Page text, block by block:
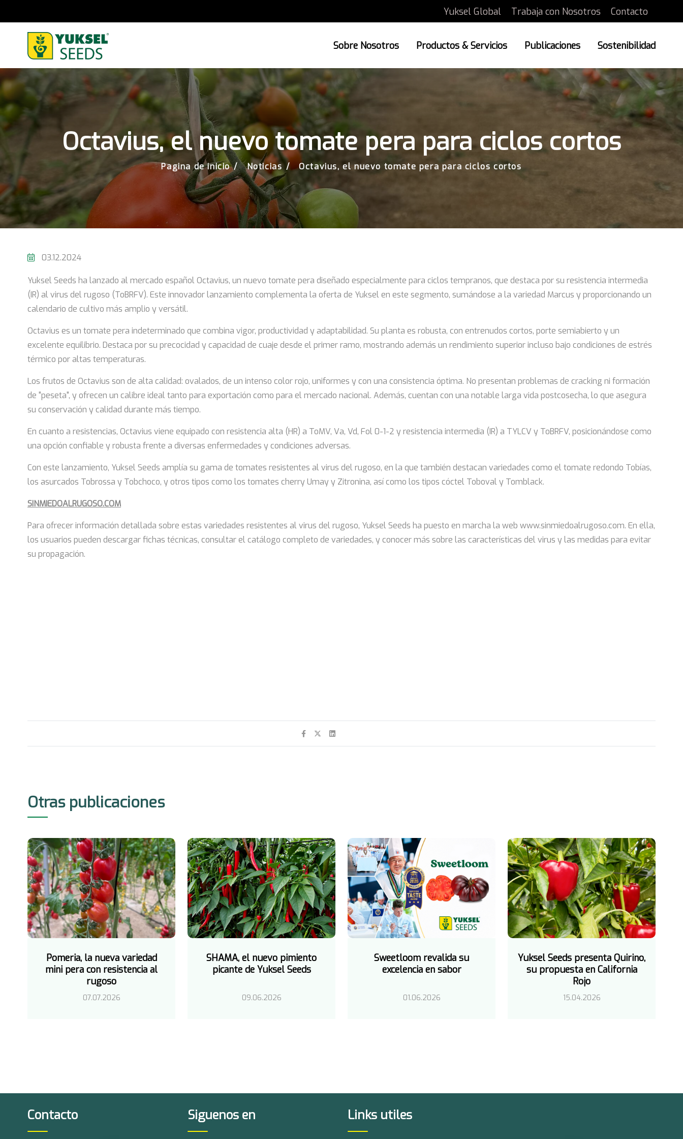
Yuksel Global Trabaja con Nosotros Contacto
Sobre Nosotros Productos & Servicios Publicaciones Sostenibilidad
Octavius, el nuevo tomate pera para ciclos cortos
Pagina de inicio Noticias Octavius, el nuevo tomate pera para ciclos cortos
03.12.2024
Yuksel Seeds ha lanzado al mercado español Octavius, un nuevo tomate pera diseñado especialmente para ciclos tempranos, que destaca por su resistencia intermedia
(IR) al virus del rugoso (ToBRFV). Este innovador lanzamiento complementa la oferta de Yuksel en este segmento, sumándose a la variedad Marcus y proporcionando un
calendario de cultivo más amplio y versátil.
Octavius es un tomate pera indeterminado que combina vigor, productividad y adaptabilidad. Su planta es robusta, con entrenudos cortos, porte semiabierto y un
excelente equilibrio. Destaca por su precocidad y capacidad de cuaje desde el primer ramo, mostrando además un rendimiento superior incluso bajo condiciones de estrés
térmico por altas temperaturas.
Los frutos de Octavius son de alta calidad: ovalados, de un intenso color rojo, uniformes y con una consistencia óptima. No presentan problemas de cracking ni formación
de "peseta", y ofrecen un calibre ideal tanto para exportación como para el mercado nacional. Además, cuentan con una notable larga vida postcosecha, lo que asegura
su conservación y calidad durante más tiempo.
En cuanto a resistencias, Octavius viene equipado con resistencia alta (HR) a ToMV, Va, Vd, Fol 0-1-2 y resistencia intermedia (IR) a TYLCV y ToBRFV, posicionándose como
una opción confiable y robusta frente a diversas enfermedades y condiciones adversas.
Con este lanzamiento, Yuksel Seeds amplía su gama de tomates resistentes al virus del rugoso, en la que también destacan variedades como el tomate redondo Tobías,
los asurcados Tobrossa y Tobchoco, y otros tipos como los tomates cherry Umay y Zitronina, así como los tipos cóctel Toboval y Tomblack.
SINMIEDOALRUGOSO.COM
Para ofrecer información detallada sobre estas variedades resistentes al virus del rugoso, Yuksel Seeds ha puesto en marcha la web www.sinmiedoalrugoso.com. En ella,
los usuarios pueden descargar fichas técnicas, consultar el catálogo completo de variedades, y conocer más sobre las características del virus y las medidas para evitar
su propagación.
Otras publicaciones
Pomeria, la nueva variedad
mini pera con resistencia al
rugoso
07.07.2026
SHAMA, el nuevo pimiento
picante de Yuksel Seeds
09.06.2026
Sweetloom revalida su
excelencia en sabor
01.06.2026
Yuksel Seeds presenta Quirino,
su propuesta en California
Rojo
15.04.2026
Contacto Siguenos en Links utiles